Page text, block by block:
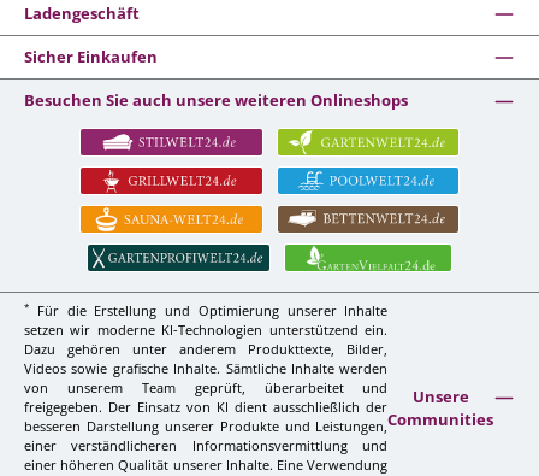
Ladengeschäft
Sicher Einkaufen
Besuchen Sie auch unsere weiteren Onlineshops
*
Für die Erstellung und Optimierung unserer Inhalte
setzen wir moderne KI-Technologien unterstützend ein.
Dazu gehören unter anderem Produkttexte, Bilder,
Videos sowie grafische Inhalte. Sämtliche Inhalte werden
von unserem Team geprüft, überarbeitet und
freigegeben. Der Einsatz von KI dient ausschließlich der
besseren Darstellung unserer Produkte und Leistungen,
einer verständlicheren Informationsvermittlung und
einer höheren Qualität unserer Inhalte. Eine Verwendung
Unsere
Communities